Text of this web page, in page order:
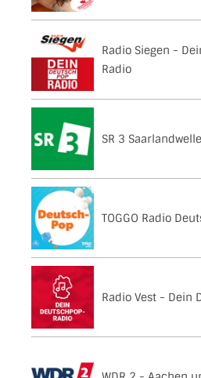
Radio Siegen -
Radio
SR 3 Saarlandwelle
TOGGO Radio
Radio Vest - Dein